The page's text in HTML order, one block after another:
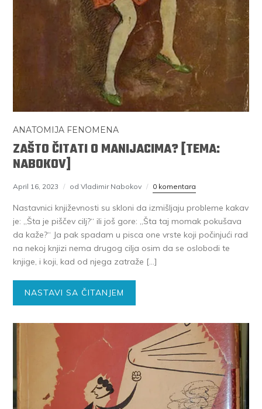
ANATOMIJA FENOMENA
ZAŠTO ČITATI O MANIJACIMA? [TEMA:
NABOKOV]
April 16, 2023 od Vladimir Nabokov 0 komentara
Nastavnici književnosti su skloni da izmišljaju probleme kakav
je: „Šta je piščev cilj?“ ili još gore: „Šta taj momak pokušava
da kaže?“ Ja pak spadam u pisca one vrste koji počinjući rad
na nekoj knjizi nema drugog cilja osim da se oslobodi te
knjige, i koji, kad od njega zatraže […]
NASTAVI SA ČITANJEM